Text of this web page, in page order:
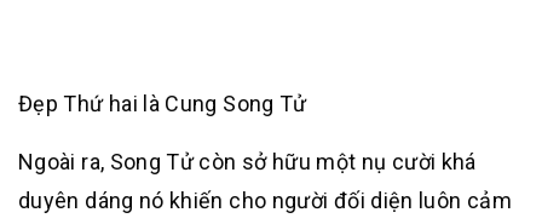
Đẹp Thứ hai là Cung Song Tử
Ngoài ra, Song Tử còn sở hữu một nụ cười khá
duyên dáng nó khiến cho người đối diện luôn cảm